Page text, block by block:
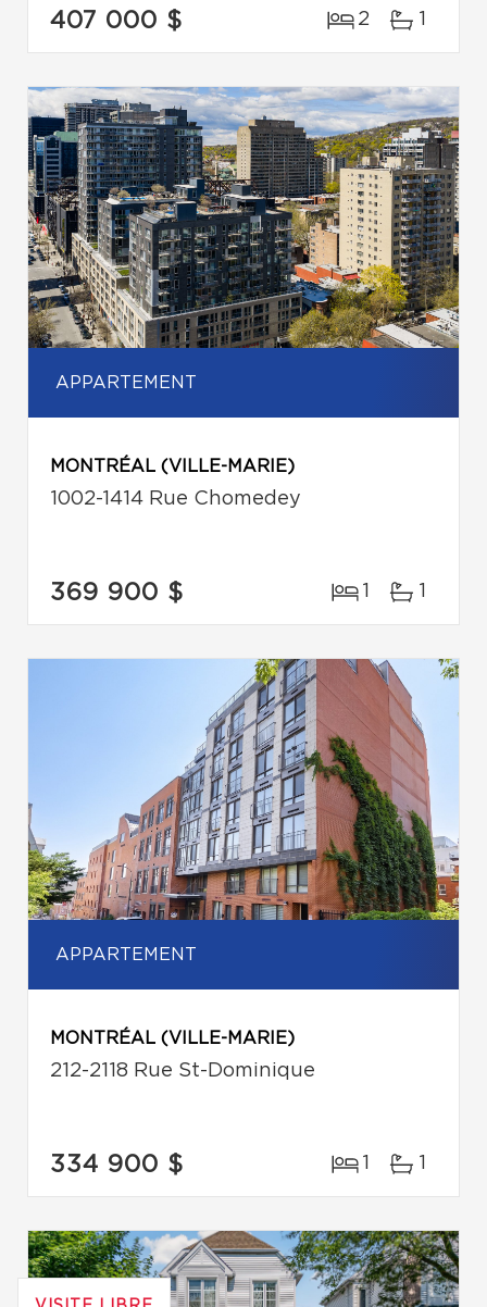
407 000 $ 2 1
APPARTEMENT
MONTRÉAL (VILLE-MARIE)
1002-1414 Rue Chomedey
369 900 $ 1 1
APPARTEMENT
MONTRÉAL (VILLE-MARIE)
212-2118 Rue St-Dominique
334 900 $ 1 1